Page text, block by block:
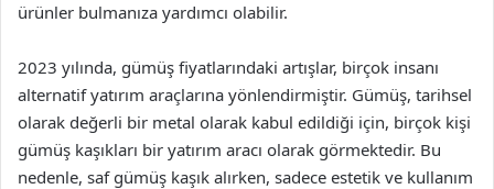
ürünler bulmanıza yardımcı olabilir.
2023 yılında, gümüş fiyatlarındaki artışlar, birçok insanı
alternatif yatırım araçlarına yönlendirmiştir. Gümüş, tarihsel
olarak değerli bir metal olarak kabul edildiği için, birçok kişi
gümüş kaşıkları bir yatırım aracı olarak görmektedir. Bu
nedenle, saf gümüş kaşık alırken, sadece estetik ve kullanım